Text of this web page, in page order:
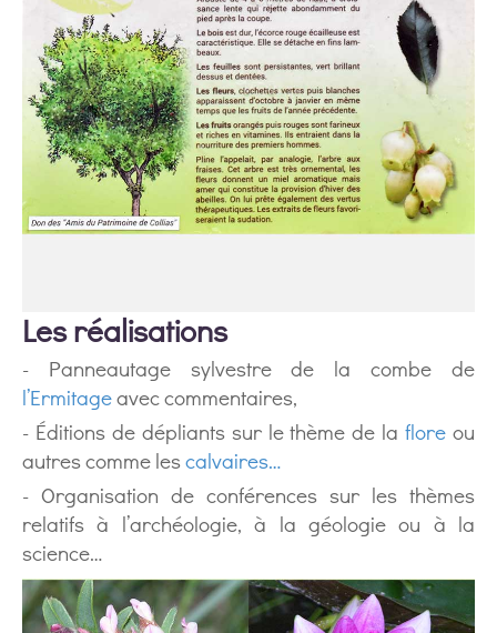
Les réalisations
- Panneautage sylvestre de la combe de
l’Ermitageavec commentaires,
- Éditions de dépliants sur le thème de laflore ou
autres comme lescalvaires…
- Organisation de conférences sur les thèmes
relatifs à l’archéologie, à la géologie ou à la
science…